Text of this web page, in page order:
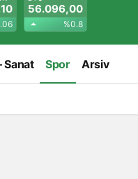
56.096,00
%0.8
Sanat Spor Arsiv